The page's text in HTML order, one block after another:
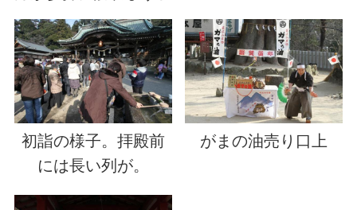
初詣の様子。拝殿前
には長い列が。
がまの油売り口上